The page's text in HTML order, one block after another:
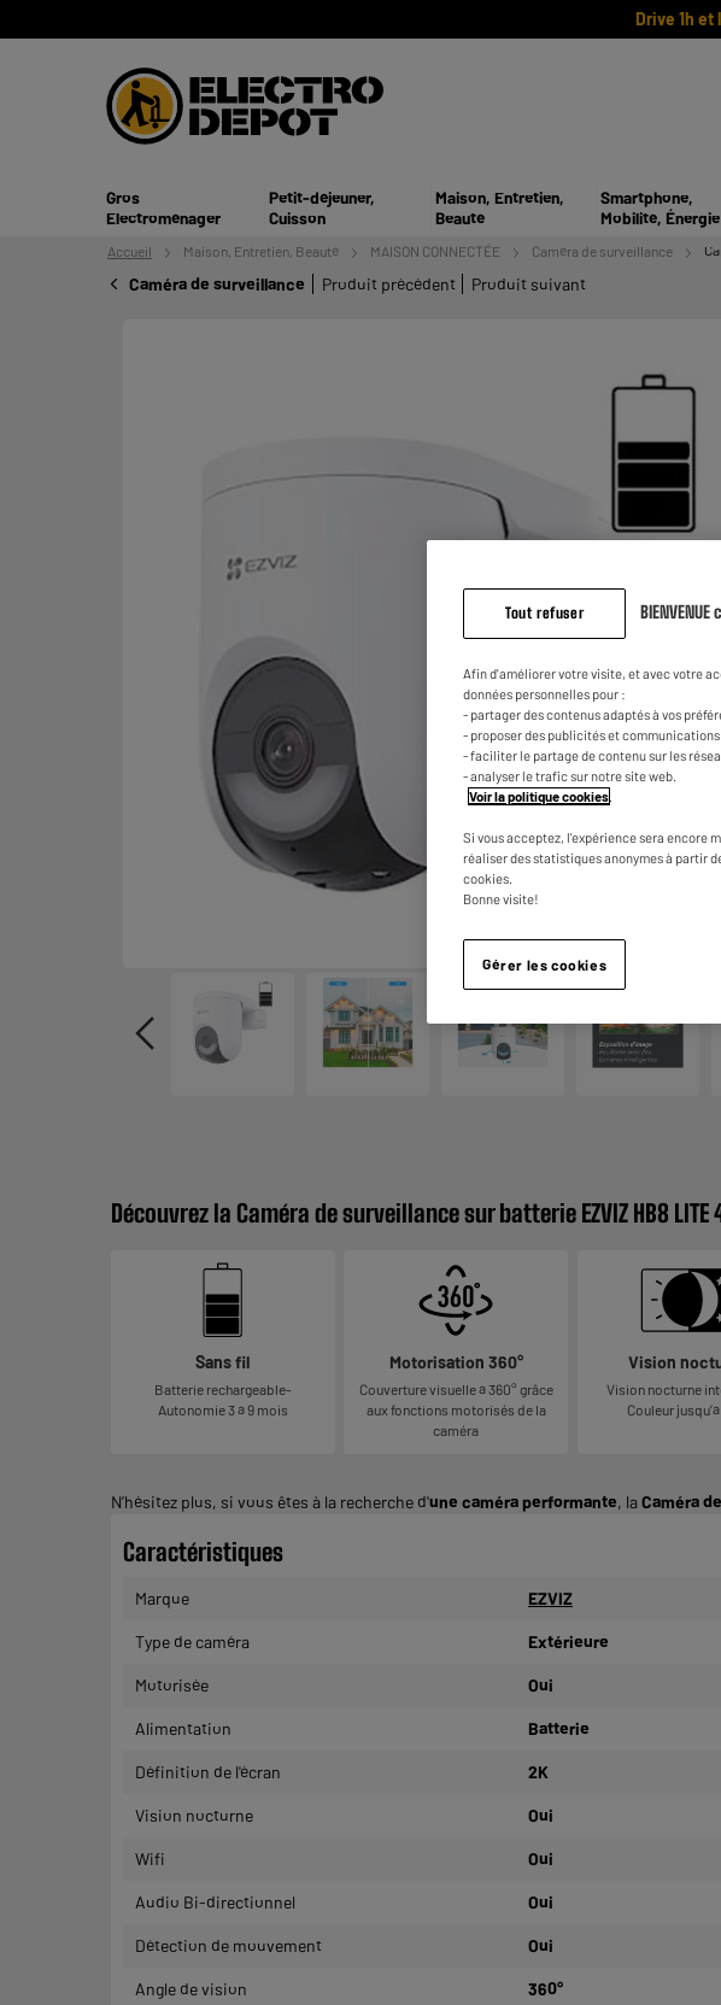
Drive 1h
Gros
Electroménager
Petit-déjeuner,
Cuisson
Maison, Entretien,
Beauté
Smartphone,
Mobilité, Énergie
Accueil Maison, Entretien, Beauté MAISON CONNECTÉE Caméra de surveillance
Caméra de surveillance Produit précédent Produit suivant
Découvrez la Caméra de surveillance sur batterie EZVIZ HB8 LITE
Sans fil
Batterie rechargeable-
Autonomie 3 à 9 mois
Motorisation 360°
Couverture visuelle à 360° grâce
aux fonctions motorisés de la
caméra
Vision
Vision nocturne
Couleur
N’hésitez plus, si vous êtes à la recherche d'une caméra performante, laCaméra
Caractéristiques
Marque EZVIZ
Type de caméra Extérieure
Motorisée Oui
Alimentation Batterie
Définition de l'écran 2K
Vision nocturne Oui
Wifi Oui
Audio Bi-directionnel Oui
Détection de mouvement Oui
Angle de vision 360°
Tout refuser BIENVENUE
Afin d'améliorer votre visite, et avec votre
données personnelles pour :
- partager des contenus adaptés à vos
- proposer des publicités et
- faciliter le partage de contenu sur les
- analyser le trafic sur notre site web.
Voir la politique cookies
Si vous acceptez, l'expérience sera encore
réaliser des statistiques anonymes à partir
cookies.
Bonne visite!
Gérer les cookies